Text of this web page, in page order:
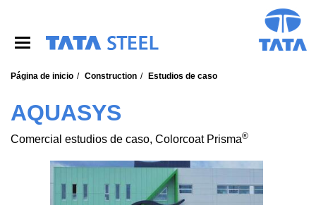
Página de inicio Construction Estudios de caso
AQUASYS
Comercial estudios de caso, Colorcoat Prisma®